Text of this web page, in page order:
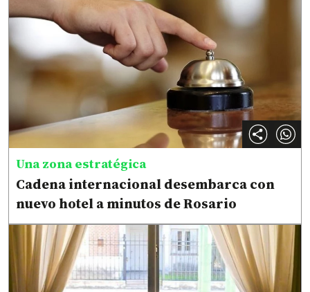
Una zona estratégica
Cadena internacional desembarca con
nuevo hotel a minutos de Rosario